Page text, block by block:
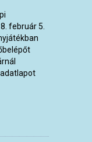
február 5.